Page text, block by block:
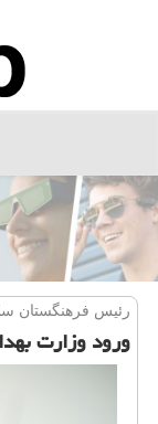
رئیس فرهنگستان
ورود وزارت